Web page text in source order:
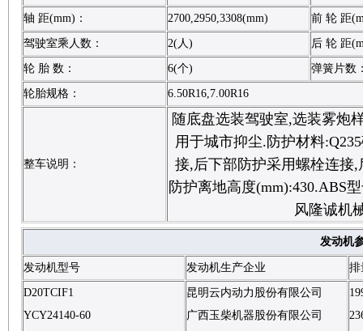
轴 距(mm)： 2700,2950,3308(mm) 前 轮 距
驾驶室乘人数： 2(人) 后 轮 距
轮 胎 数： 6(个) 弹簧片数
轮胎规格： 6.50R16,7.00R16
整车说明：
随底盘选装驾驶室,选装雾炮
用于城市抑尘.防护材料
接,后下部防护采用螺栓连接,
防护离地高度(mm):430.ABS
风隆诚机
发动机
发动机型号 发动机生产企业 排
D20TCIF1
YCY24140-60
昆明云内动力股份有限公司
广西玉柴机器股份有限公司